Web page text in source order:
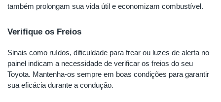
também prolongam sua vida útil e economizam combustível.
Verifique os Freios
Sinais como ruídos, dificuldade para frear ou luzes de alerta no
painel indicam a necessidade de verificar os freios do seu
Toyota. Mantenha-os sempre em boas condições para garantir
sua eficácia durante a condução.